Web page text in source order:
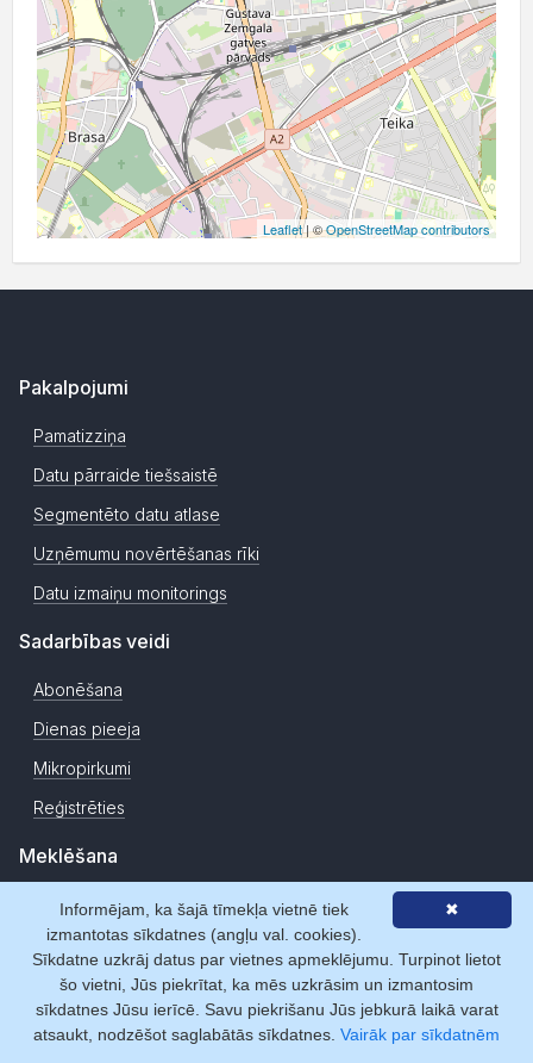
Leaflet| ©OpenStreetMap contributors
Pakalpojumi
Pamatizziņa
Datu pārraide tiešsaistē
Segmentēto datu atlase
Uzņēmumu novērtēšanas rīki
Datu izmaiņu monitorings
Sadarbības veidi
Abonēšana
Dienas pieeja
Mikropirkumi
Reģistrēties
Meklēšana
Uzņēmumi
Personas
Adreses
Izvērstā meklēšana
✖
Informējam, ka šajā tīmekļa vietnē tiek
izmantotas sīkdatnes (angļu val. cookies).
Sīkdatne uzkrāj datus par vietnes apmeklējumu. Turpinot lietot
šo vietni, Jūs piekrītat, ka mēs uzkrāsim un izmantosim
sīkdatnes Jūsu ierīcē. Savu piekrišanu Jūs jebkurā laikā varat
atsaukt, nodzēšot saglabātās sīkdatnes. Vairāk par sīkdatnēm